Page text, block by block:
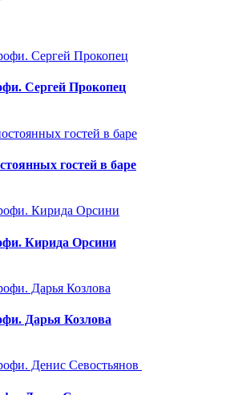
Сергей Прокопец
гостей в баре
Кирида Орсини
Дарья Козлова